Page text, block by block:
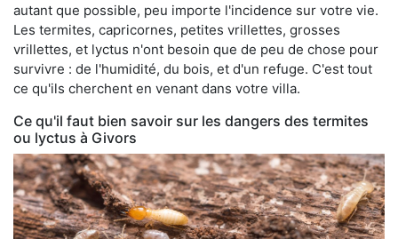
autant que possible, peu importe l'incidence sur votre vie.
Les termites, capricornes, petites vrillettes, grosses
vrillettes, et lyctus n'ont besoin que de peu de chose pour
survivre : de l'humidité, du bois, et d'un refuge. C'est tout
ce qu'ils cherchent en venant dans votre villa.
Ce qu'il faut bien savoir sur les dangers des termites
ou lyctus à Givors